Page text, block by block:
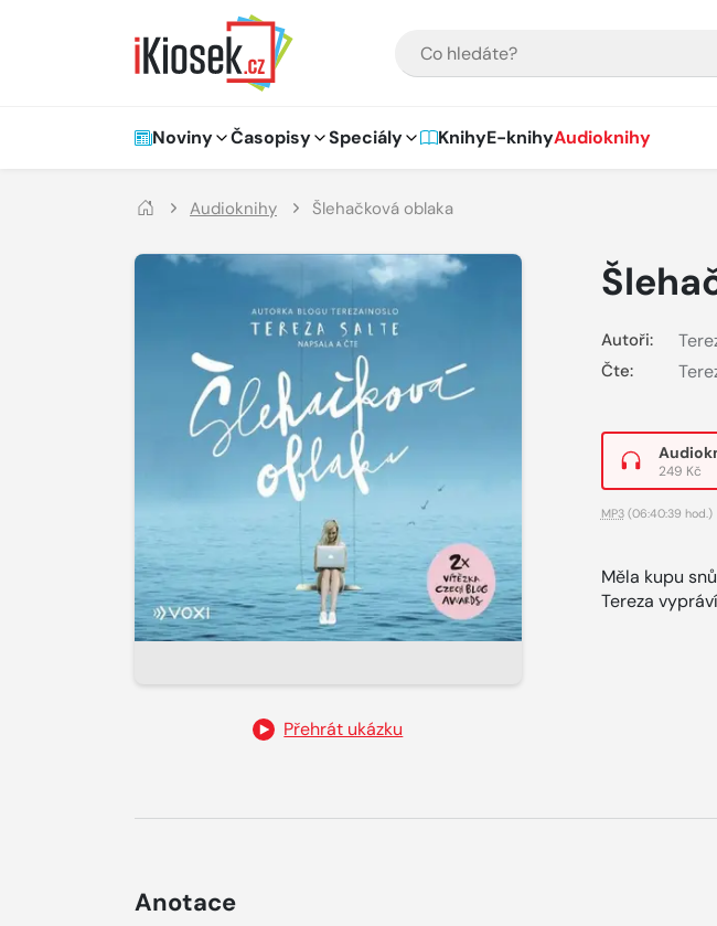
Hlavní navigace
Noviny Časopisy Speciály KnihyE-knihyAudioknihy
Audioknihy Šlehačková oblaka
Přehrát ukázku
Autoři:
Čte:
249 Kč
MP3(06:40:39 hod.)
Měla kupu
Tereza
Anotace